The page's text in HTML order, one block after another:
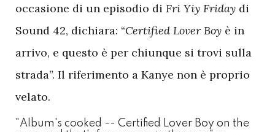
occasione di un episodio di Fri Yiy Friday di
Sound 42, dichiara: “Certified Lover Boy è in
arrivo, e questo è per chiunque si trovi sulla
strada”. Il riferimento a Kanye non è proprio
velato.
"Album's cooked -- Certified Lover Boy on the